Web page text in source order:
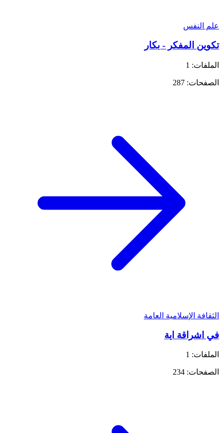
علم النفس
تكوين المفكر - بكار
الملفات: 1
الصفحات: 287
الثقافة الإسلامية العامة
في اشراقة اية
الملفات: 1
الصفحات: 234